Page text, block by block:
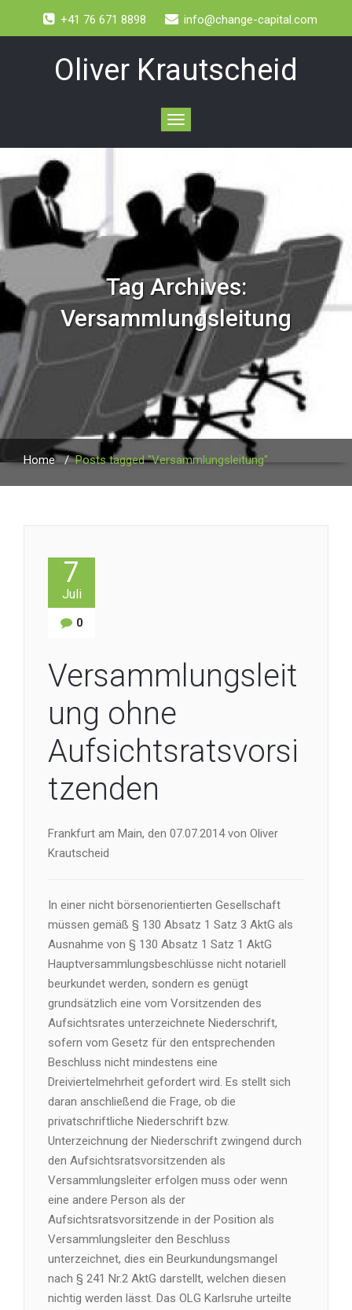
+41 76 671 8898 info@change-capital.com
Oliver Krautscheid
Toggle
navigation
Tag Archives:
Versammlungsleitung
Home/Posts tagged "Versammlungsleitung"
7
Juli
0
Versammlungsleit
ung ohne
Aufsichtsratsvorsi
tzenden
Frankfurt am Main, den 07.07.2014 von Oliver
Krautscheid
In einer nicht börsenorientierten Gesellschaft
müssen gemäß § 130 Absatz 1 Satz 3 AktG als
Ausnahme von § 130 Absatz 1 Satz 1 AktG
Hauptversammlungsbeschlüsse nicht notariell
beurkundet werden, sondern es genügt
grundsätzlich eine vom Vorsitzenden des
Aufsichtsrates unterzeichnete Niederschrift,
sofern vom Gesetz für den entsprechenden
Beschluss nicht mindestens eine
Dreiviertelmehrheit gefordert wird. Es stellt sich
daran anschließend die Frage, ob die
privatschriftliche Niederschrift bzw.
Unterzeichnung der Niederschrift zwingend durch
den Aufsichtsratsvorsitzenden als
Versammlungsleiter erfolgen muss oder wenn
eine andere Person als der
Aufsichtsratsvorsitzende in der Position als
Versammlungsleiter den Beschluss
unterzeichnet, dies ein Beurkundungsmangel
nach § 241 Nr.2 AktG darstellt, welchen diesen
nichtig werden lässt. Das OLG Karlsruhe urteilte